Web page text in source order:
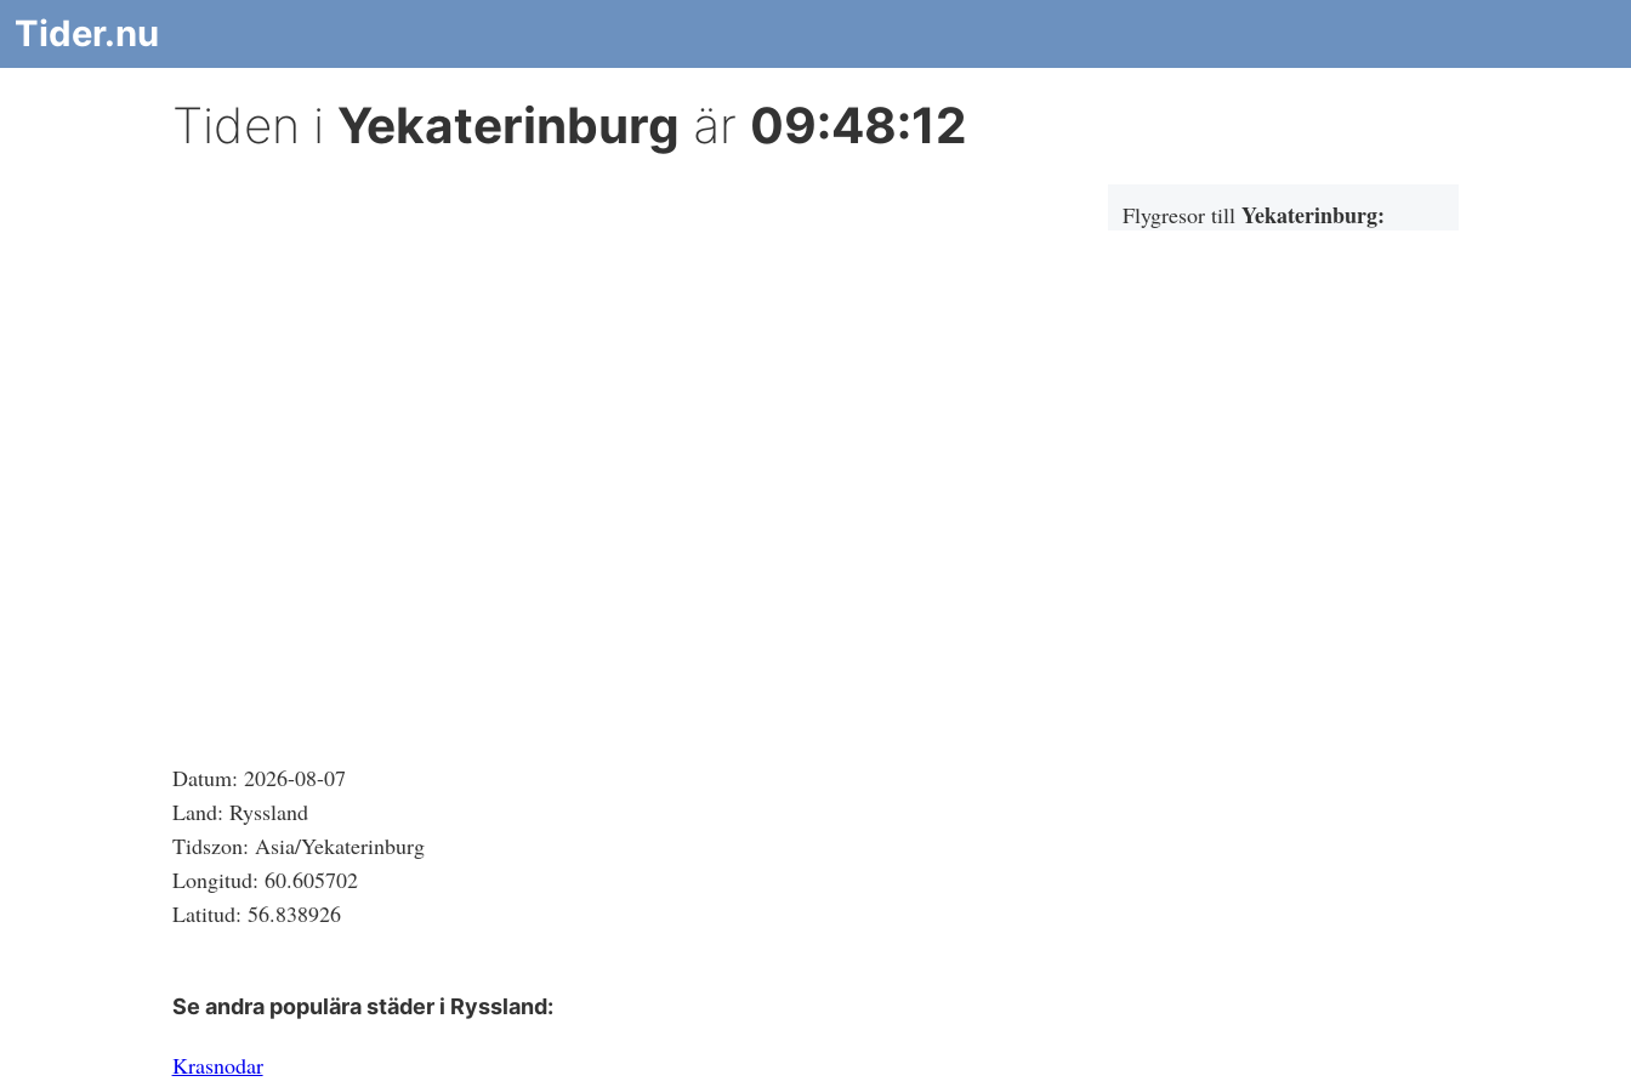
Tider.nu
Tiden i Yekaterinburg är 09:48:12
Datum: 2026-08-07
Land: Ryssland
Tidszon: Asia/Yekaterinburg
Longitud: 60.605702
Latitud: 56.838926
Se andra populära städer i Ryssland:
Krasnodar
Flygresor till Yekaterinburg: